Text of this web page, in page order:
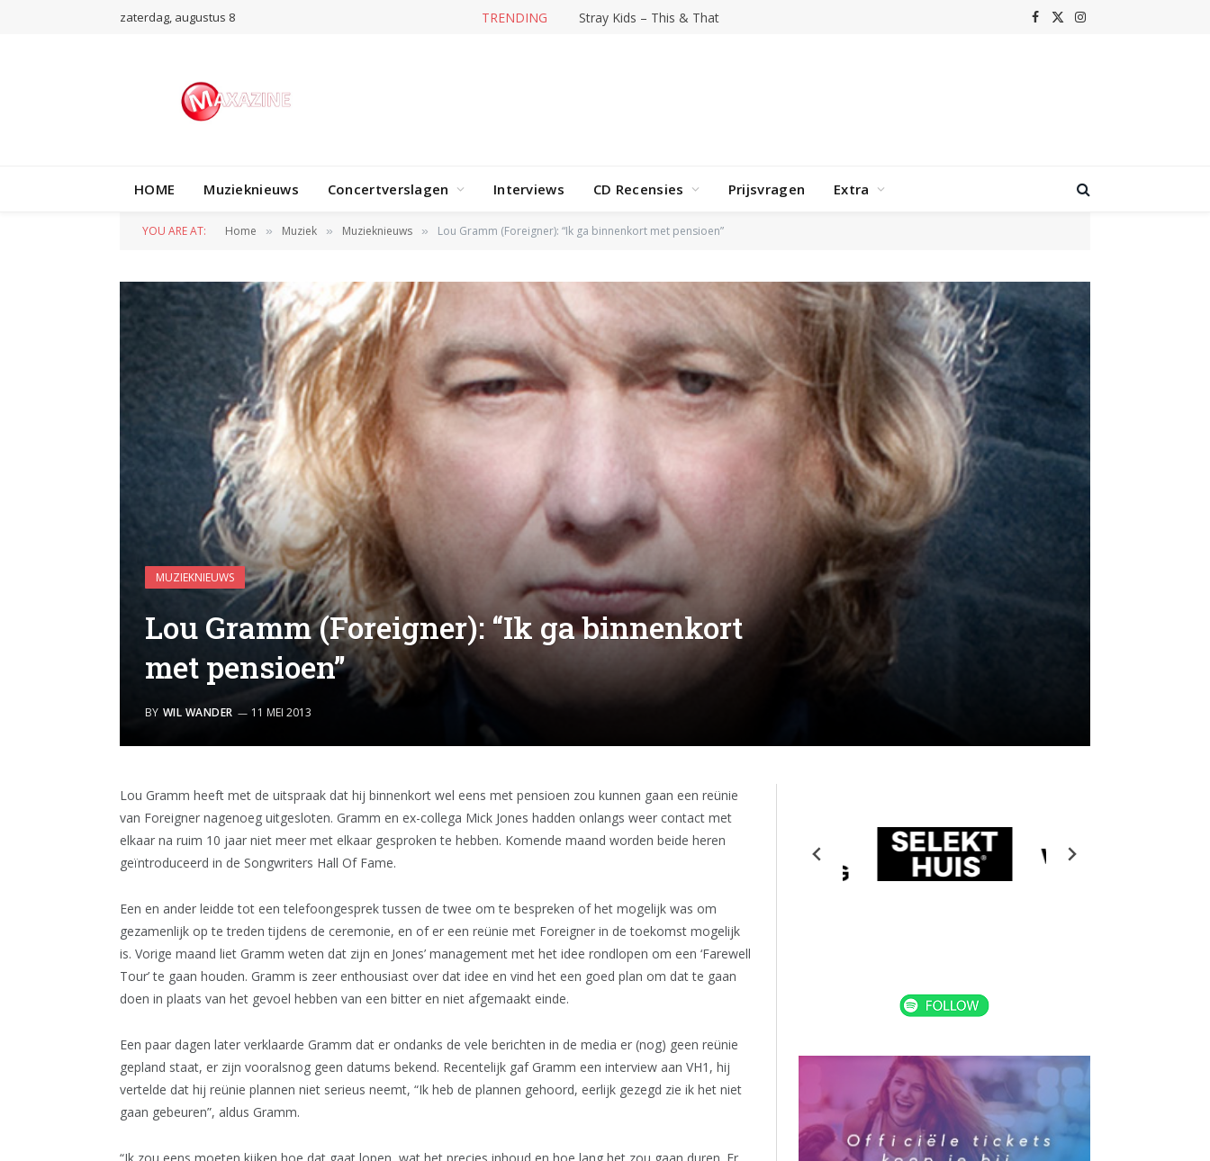
zaterdag, augustus 8 TRENDING Stray Kids – This & That Facebook
X
Instagram
HOME Muzieknieuws Concertverslagen Interviews CD Recensies Prijsvragen Extra
YOU ARE AT: Home » Muziek » Muzieknieuws » Lou Gramm (Foreigner): “Ik ga binnenkort met pensioen”
MUZIEKNIEUWS
Lou Gramm (Foreigner): “Ik ga binnenkort
met pensioen”
BY WIL WANDER 11 MEI 2013
Lou Gramm heeft met de uitspraak dat hij binnenkort wel eens met pensioen zou kunnen gaan een reünie
van Foreigner nagenoeg uitgesloten. Gramm en ex-collega Mick Jones hadden onlangs weer contact met
elkaar na ruim 10 jaar niet meer met elkaar gesproken te hebben. Komende maand worden beide heren
geïntroduceerd in de Songwriters Hall Of Fame.
Een en ander leidde tot een telefoongesprek tussen de twee om te bespreken of het mogelijk was om
gezamenlijk op te treden tijdens de ceremonie, en of er een reünie met Foreigner in de toekomst mogelijk
is. Vorige maand liet Gramm weten dat zijn en Jones’ management met het idee rondlopen om een ‘Farewell
Tour’ te gaan houden. Gramm is zeer enthousiast over dat idee en vind het een goed plan om dat te gaan
doen in plaats van het gevoel hebben van een bitter en niet afgemaakt einde.
Een paar dagen later verklaarde Gramm dat er ondanks de vele berichten in de media er (nog) geen reünie
gepland staat, er zijn vooralsnog geen datums bekend. Recentelijk gaf Gramm een interview aan VH1, hij
vertelde dat hij reünie plannen niet serieus neemt, “Ik heb de plannen gehoord, eerlijk gezegd zie ik het niet
gaan gebeuren”, aldus Gramm.
“Ik zou eens moeten kijken hoe dat gaat lopen, wat het precies inhoud en hoe lang het zou gaan duren. Er